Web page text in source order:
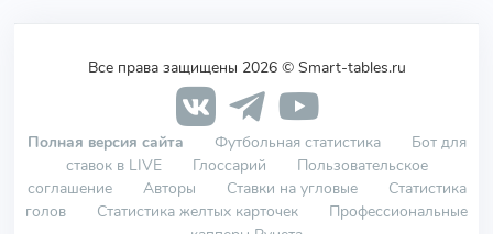
Все права защищены 2026 © Smart-tables.ru
Полная версия сайта Футбольная статистика
Бот для
ставок в LIVE
Глоссарий
Пользовательское
соглашение
Авторы Ставки на угловые
Статистика
голов
Статистика желтых карточек
Профессиональные